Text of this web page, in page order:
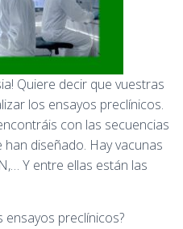
Quiere decir que vuestras
los ensayos preclínicos.
con las secuencias
diseñado. Hay vacunas
Y entre ellas están las
ensayos preclínicos?